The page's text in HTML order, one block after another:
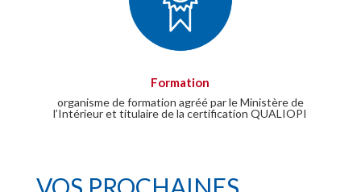
Formation
organisme de formation agréé par le Ministère de
l’Intérieur et titulaire de la certification QUALIOPI